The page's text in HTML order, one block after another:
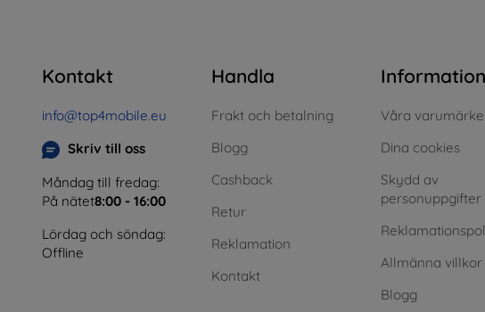
Kontakt
info@top4mobile.eu
Skriv till oss
Måndag till fredag:
På nätet8:00 - 16:00
Lördag och söndag:
Offline
Handla
Frakt och betalning
Blogg
Cashback
Retur
Reklamation
Kontakt
Information
Våra
Dina cookies
Skydd av
personuppgifter
Allmänna villkor
Blogg